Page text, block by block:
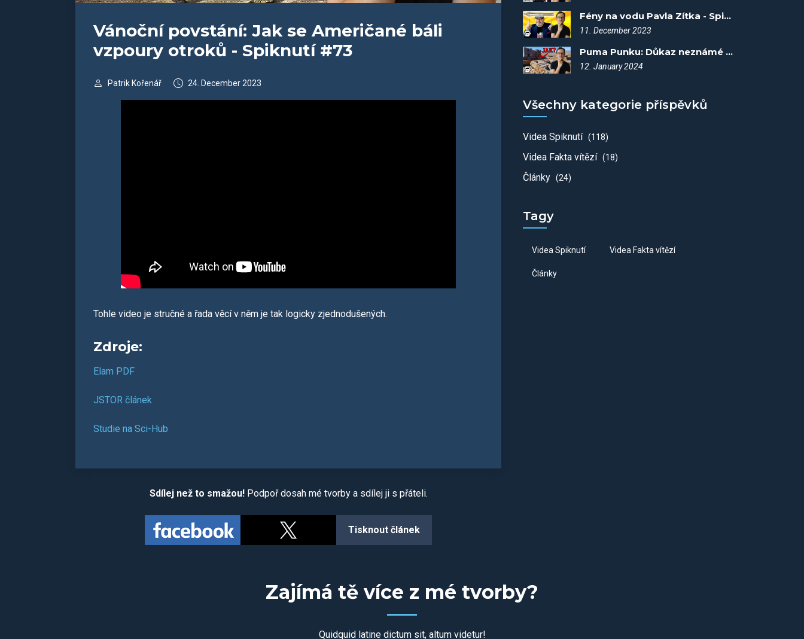
Vánoční povstání: Jak se Američané báli
vzpoury otroků - Spiknutí #73
Patrik Kořenář 24. December 2023
Tohle video je stručné a řada věcí v něm je tak logicky zjednodušených.
Zdroje:
Elam PDF
JSTOR článek
Studie na Sci-Hub
Sdílej než to smažou!Podpoř dosah mé tvorby a sdílej ji s přáteli.
Tisknout článek
Fény na vodu Pavla Zítka - Spiknutí #68
11. December 2023
Puma Punku: Důkaz neznámé vyspělé civilizace? - Spiknutí #79
12. January 2024
Všechny kategorie příspěvků
Videa Spiknutí (118)
Videa Fakta vítězí (18)
Články (24)
Tagy
Videa Spiknutí Videa Fakta vítězí
Články
Zajímá tě více z mé tvorby?
Quidquid latine dictum sit, altum videtur!